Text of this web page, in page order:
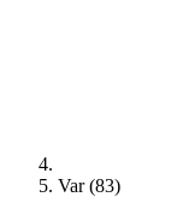
Var (83)